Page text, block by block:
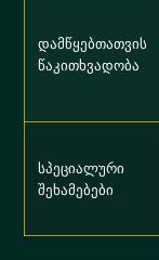
დამწყებთათვის
წაკითხვადობა
სპეციალური
შეხამებები